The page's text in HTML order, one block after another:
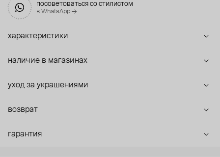
посоветоваться со стилистом
в WhatsApp →
характеристики
наличие в магазинах
уход за украшениями
возврат
гарантия